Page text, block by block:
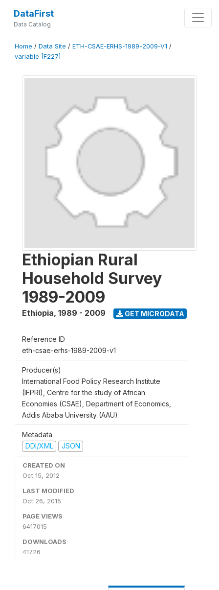
DataFirst
Data Catalog
Home / Data Site / ETH-CSAE-ERHS-1989-2009-V1 /
variable [F227]
Ethiopian Rural
Household Survey
1989-2009
Ethiopia, 1989 - 2009 GET MICRODATA
Reference ID
eth-csae-erhs-1989-2009-v1
Producer(s)
International Food Policy Research Institute
(IFPRI), Centre for the study of African
Economies (CSAE), Department of Economics,
Addis Ababa University (AAU)
Metadata
DDI/XML
JSON
CREATED ON
Oct 15, 2012
LAST MODIFIED
Oct 26, 2015
PAGE VIEWS
6417015
DOWNLOADS
41726